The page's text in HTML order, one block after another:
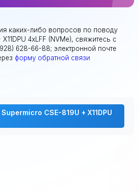
каких-либо вопросов по поводу
4xLFF (NVMe), свяжитесь с
628-66-88; электронной почте
форму обратной связи
CSE-819U + X11DPU